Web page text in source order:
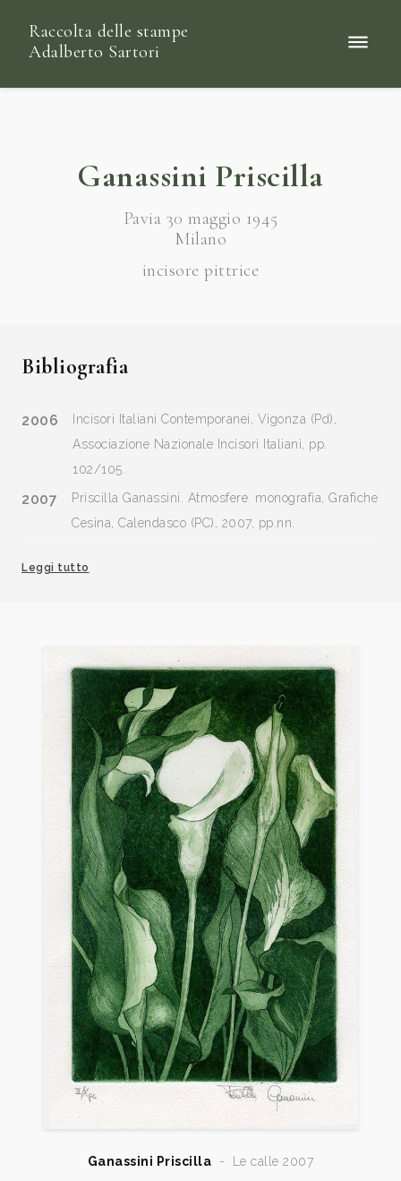
Raccolta delle stampe
Adalberto Sartori
Ganassini Priscilla
Pavia 30 maggio 1945
Milano
incisore pittrice
Bibliografia
2006
Incisori Italiani Contemporanei, Vigonza (Pd),
Associazione Nazionale Incisori Italiani, pp.
102/105.
2007
Priscilla Ganassini. Atmosfere. monografia, Grafiche
Cesina, Calendasco (PC), 2007, pp.nn.
Archivio, n. 4 aprile p. 43. n. 7 settembre, p. 44. n.
Rosario Pinto, catalogo mostra, Napoli, giugno, pp.
54, 55, 138
Repertorio degli Incisori Italiani, VI edizione 2008-
2013, a cura del Gabinetto Stampe Antiche e
Moderne del Comune di Bagnacavallo, Edit Faenza,
p. 65.
Priscilla Ganassini. Atmosfere. (Opere dal 1989.
Incisioni in acquaforte ed acquatinta). Testi Autori
vari, Marudo (Lodi)
Vetrina Incisa: Spazio aperto, Mantova, Archivio, n. 1
gennaio, p. 41.
Vetrina Incisa: Spazio aperto, Mantova, Archivio, n. 5
mag., p. 34.
Leggi tutto
Ganassini Priscilla - Le calle 2007